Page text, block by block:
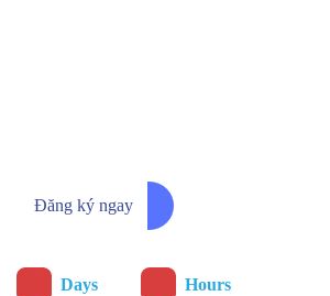
Đăng ký ngay
Days Hours